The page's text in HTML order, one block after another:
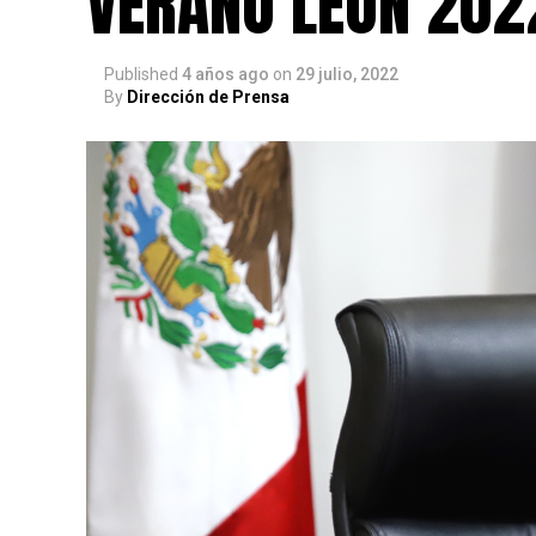
Published 4 años ago on 29 julio, 2022
By Dirección de Prensa